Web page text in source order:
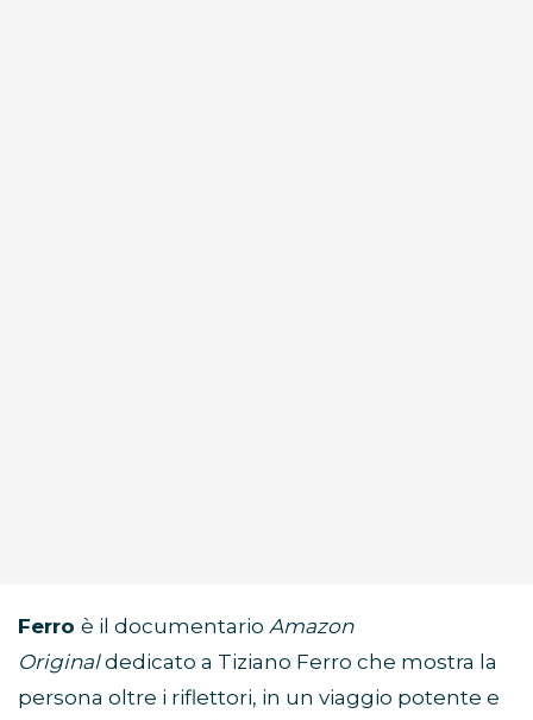
Ferro è il documentario Amazon
Originaldedicato a Tiziano Ferro che mostra la
persona oltre i riflettori, in un viaggio potente e